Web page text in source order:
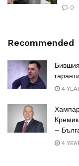
0
Recommended
4
–
4